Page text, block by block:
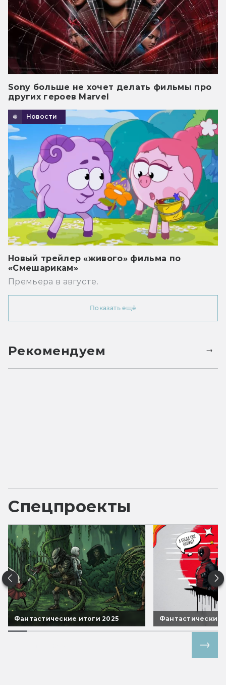
Sony больше не хочет делать фильмы про
других героев Marvel
Новости
Новый трейлер «живого» фильма по
«Смешарикам»
Премьера в августе.
Показать ещё
Рекомендуем
Спецпроекты
Фантастические итоги 2025 Фантастические